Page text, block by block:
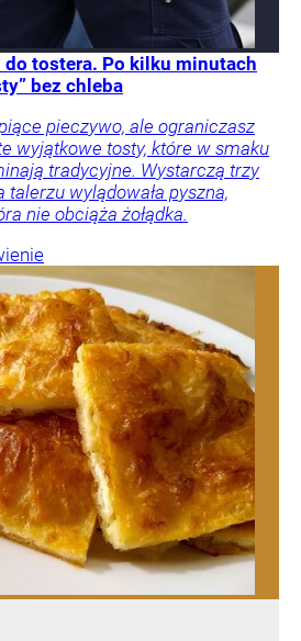
do tostera. Po kilku minutach
bez chleba
pieczywo, ale ograniczasz
wyjątkowe tosty, które w smaku
tradycyjne. Wystarczą trzy
talerzu wylądowała pyszna,
nie obciąża żołądka.